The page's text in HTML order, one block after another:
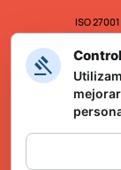
ISO